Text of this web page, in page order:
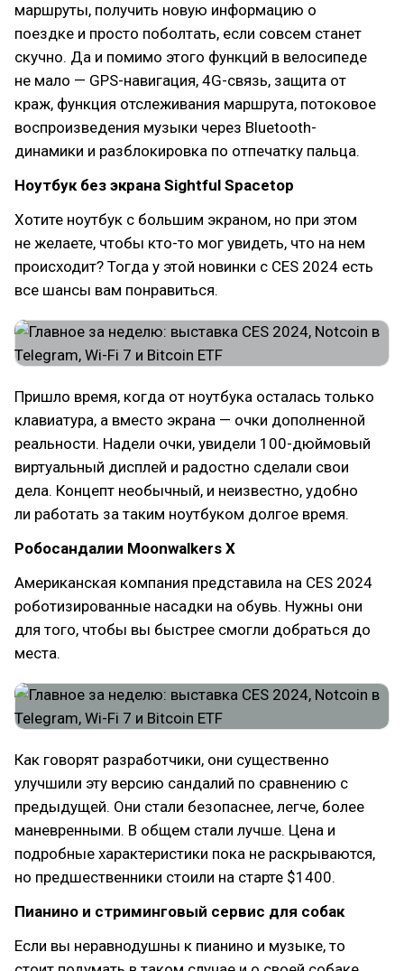
маршруты, получить новую информацию о
поездке и просто поболтать, если совсем станет
скучно. Да и помимо этого функций в велосипеде
не мало — GPS-навигация, 4G-связь, защита от
краж, функция отслеживания маршрута, потоковое
воспроизведения музыки через Bluetooth-
динамики и разблокировка по отпечатку пальца.
Ноутбук без экрана Sightful Spacetop
Хотите ноутбук с большим экраном, но при этом
не желаете, чтобы кто-то мог увидеть, что на нем
происходит? Тогда у этой новинки с CES 2024 есть
все шансы вам понравиться.
Пришло время, когда от ноутбука осталась только
клавиатура, а вместо экрана — очки дополненной
реальности. Надели очки, увидели 100-дюймовый
виртуальный дисплей и радостно сделали свои
дела. Концепт необычный, и неизвестно, удобно
ли работать за таким ноутбуком долгое время.
Робосандалии Moonwalkers X
Американская компания представила на CES 2024
роботизированные насадки на обувь. Нужны они
для того, чтобы вы быстрее смогли добраться до
места.
Как говорят разработчики, они существенно
улучшили эту версию сандалий по сравнению с
предыдущей. Они стали безопаснее, легче, более
маневренными. В общем стали лучше. Цена и
подробные характеристики пока не раскрываются,
но предшественники стоили на старте $1400.
Пианино и стриминговый сервис для собак
Если вы неравнодушны к пианино и музыке, то